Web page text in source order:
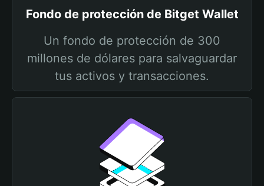
Fondo de protección de Bitget Wallet
Un fondo de protección de 300
millones de dólares para salvaguardar
tus activos y transacciones.